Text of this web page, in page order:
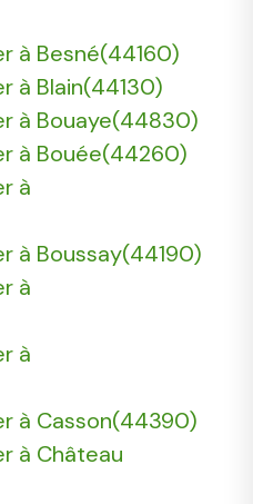
à Besné(44160)
à Blain(44130)
à Bouaye(44830)
à Bouée(44260)
à
à Boussay(44190)
à
à
à Casson(44390)
à Château